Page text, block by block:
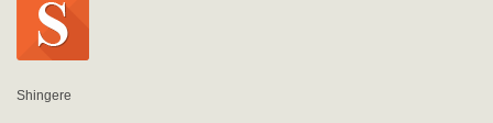
Shingere